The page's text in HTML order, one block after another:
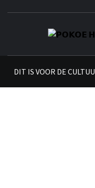
DIT IS VOOR DE